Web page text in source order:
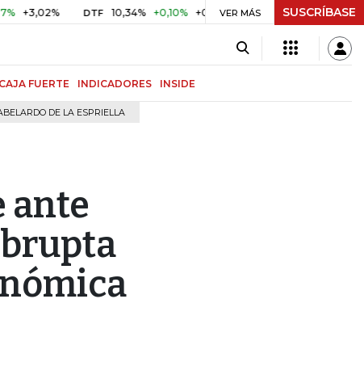
DTF 10,34% +0,10% +0,98% UVR $ 416,96 +$ 0,05
VER MÁS SUSCRÍBASE
CAJA FUERTE INDICADORES INSIDE
DE LA ESPRIELLA
ante